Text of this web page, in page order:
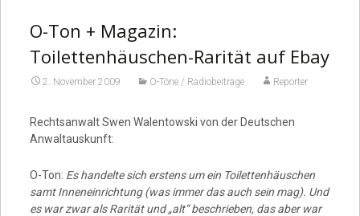
O-Ton + Magazin:
Toilettenhäuschen-Rarität auf Ebay
2. November 2009 O-Töne / Radiobeiträge Reporter
Rechtsanwalt Swen Walentowski von der Deutschen
Anwaltauskunft:
O-Ton: Es handelte sich erstens um ein Toilettenhäuschen
samt Inneneinrichtung (was immer das auch sein mag). Und
es war zwar als Rarität und „alt“ beschrieben, das aber war